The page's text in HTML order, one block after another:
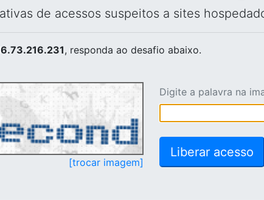
de acessos suspeitos a sites
, responda ao desafio abaixo.
[trocar imagem]
Digite a palavra na